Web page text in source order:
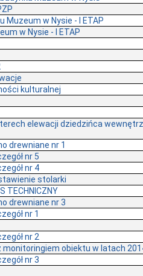
Muzeum w Nysie - I ETAP
w Nysie - I ETAP
kulturalnej
elewacji dziedzińca
drewniane nr 1
nr 5
nr 4
stolarki
TECHNICZNY
drewniane nr 3
nr 1
nr 2
obiektu w latach
nr 3